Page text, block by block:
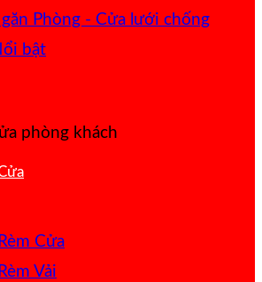
Phòng - Cửa lưới chống
Cửa
Vải